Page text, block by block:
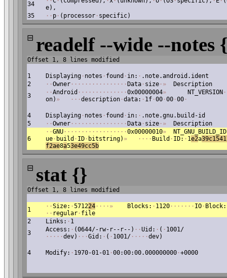
34
e),
35
· · p · (processor · specific)
⊟ readelf --wide --notes
Offset 1, 8 lines modified
1 Displaying · notes · found · in: · .note.android.ident
2
· ·Owner · · · · · · · · · · · · · · · · Data · size · » Description
3
· ·Android · · · · · · · · · · · · · ·0x00000004» NT_VERSION ·
on) » · · ·description ·data: · 1f ·00 ·00 ·00 ·
4 Displaying · notes · found · in: · .note.gnu.build-id
5
· ·Owner · · · · · · · · · · · · · · · · Data · size · » Description
6
· ·GNU · · · · · · · · · · · · · · · · · ·0x00000010» NT_GNU_BUILD_ID
ue · build · ID · bitstring) » · · · · Build · ID: · 1e2a
f2ae8a53e49cc5b
⊟ stat {}
Offset 1, 8 lines modified
1 · ·Size: ·571224 · · · · » Blocks: · 1120 · · · · · · · IO · Block:
· · regular · file
2
Links: · 1
3
Access: · (0644/-rw-r--r--) · ·Uid: · ( · 1001/
· · · · ·dev) · · ·Gid: · ( · 1001/ · · · · ·dev)
4 Modify: · 1970-01-01 ·00:00:00.000000000 ·+0000